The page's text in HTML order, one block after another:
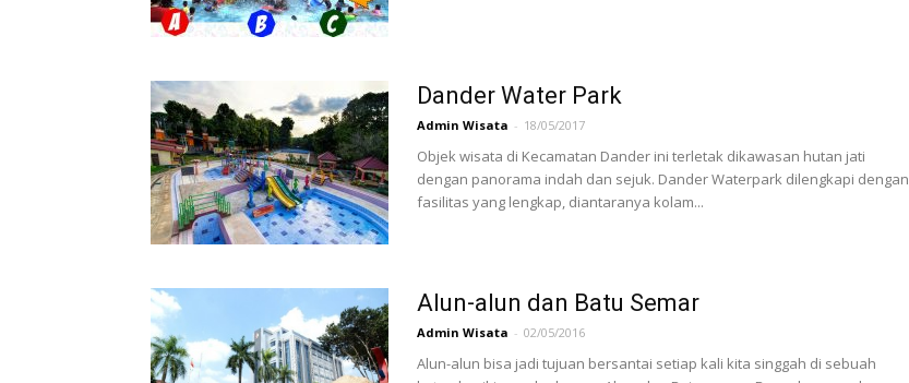
Dander Water Park
Admin Wisata - 18/05/2017
Objek wisata di Kecamatan Dander ini terletak dikawasan hutan jati
dengan panorama indah dan sejuk. Dander Waterpark dilengkapi dengan
fasilitas yang lengkap, diantaranya kolam...
Alun-alun dan Batu Semar
Admin Wisata - 02/05/2016
Alun-alun bisa jadi tujuan bersantai setiap kali kita singgah di sebuah